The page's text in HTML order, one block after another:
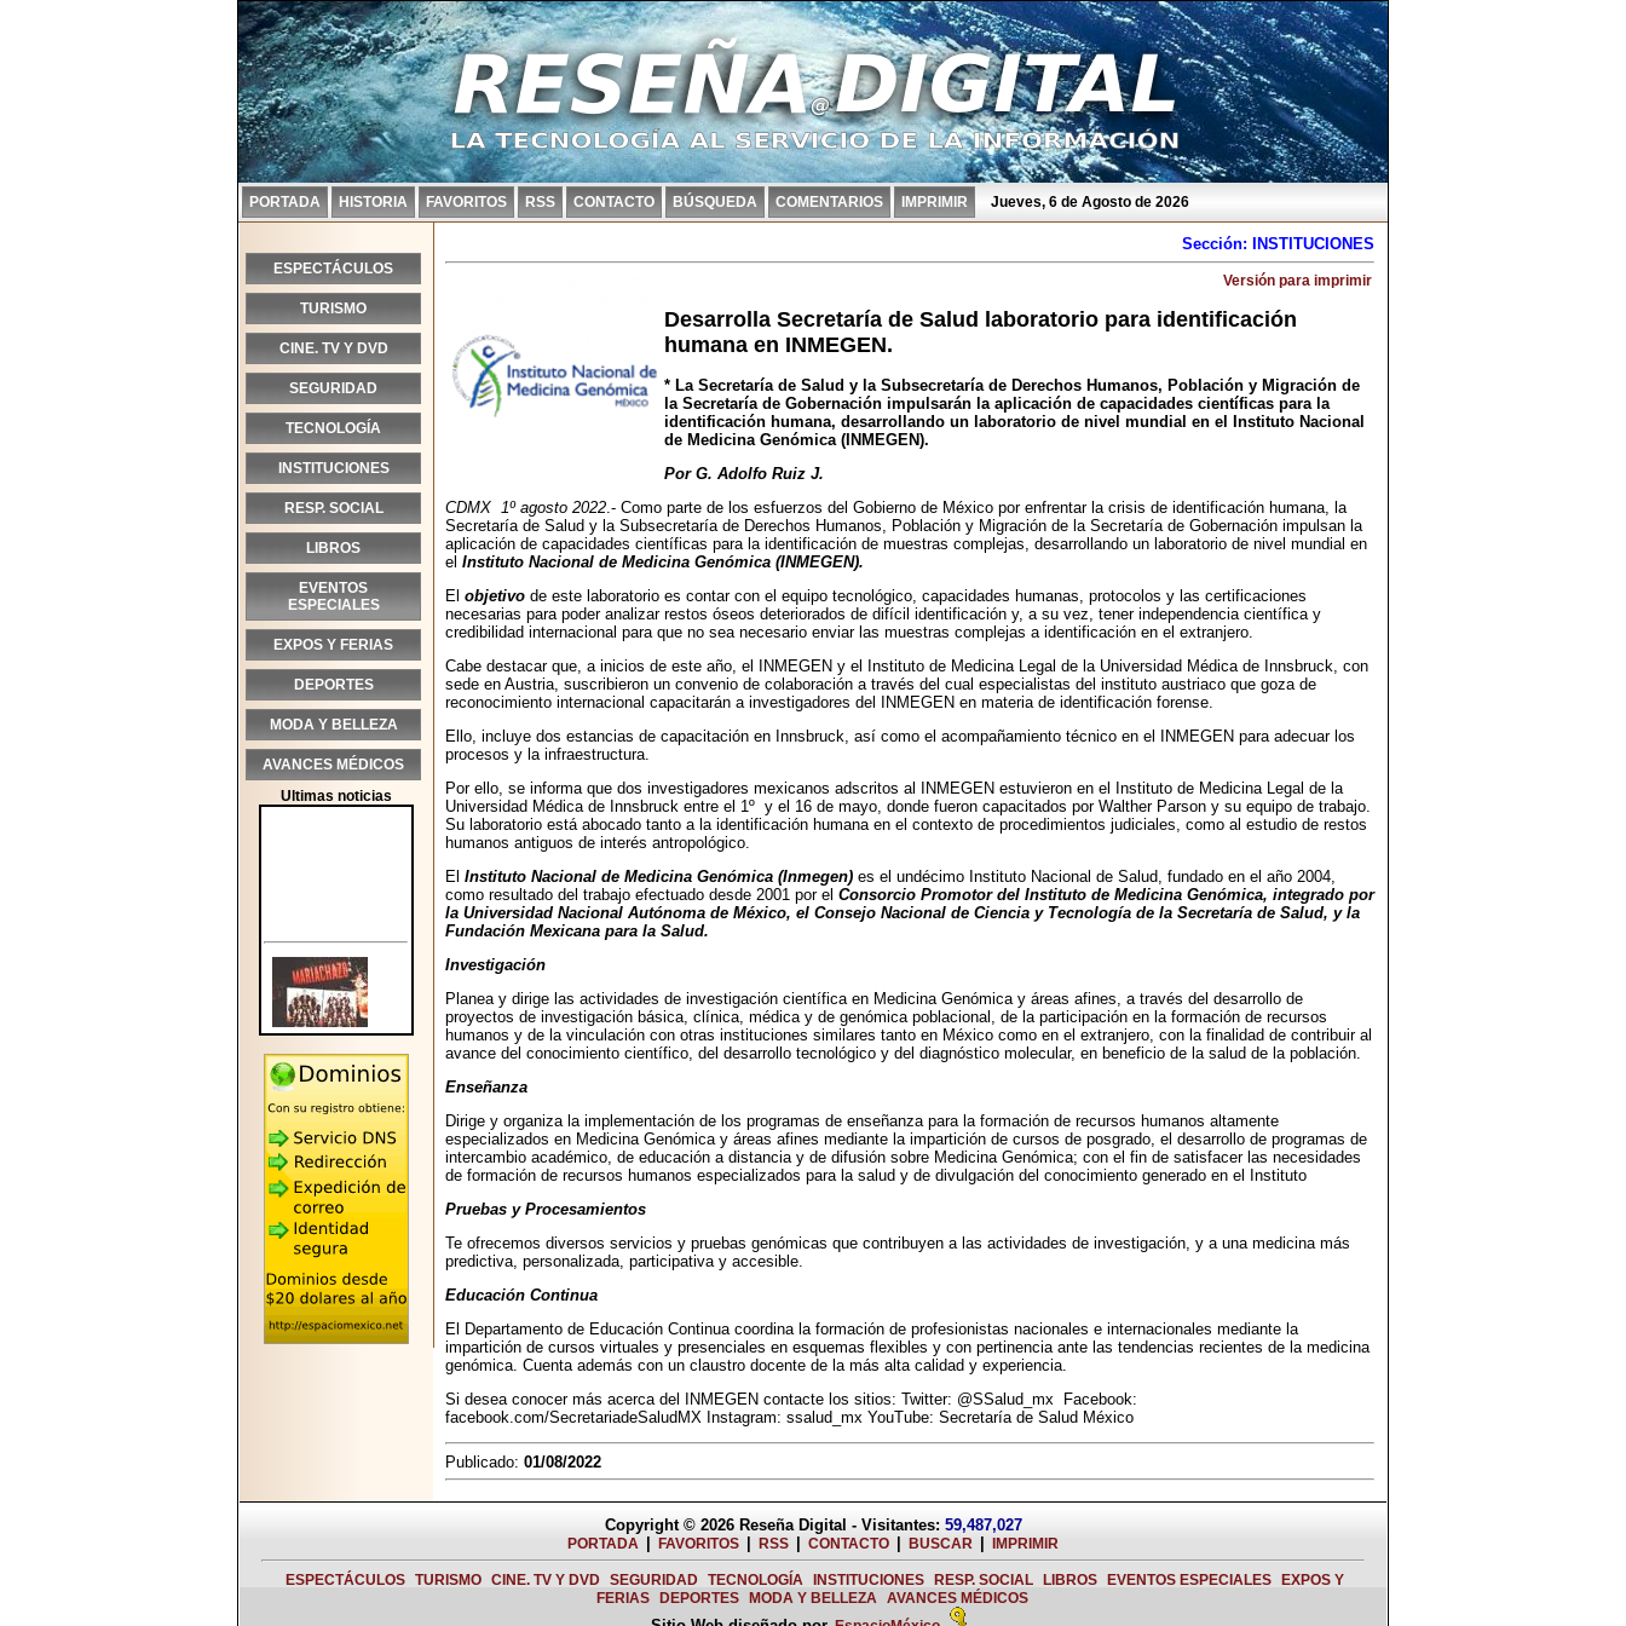
PORTADA HISTORIA FAVORITOS RSS CONTACTO BÚSQUEDA COMENTARIOS IMPRIMIR Jueves, 6 de Agosto de 2026
ESPECTÁCULOS
TURISMO
CINE. TV Y DVD
SEGURIDAD
TECNOLOGÍA
INSTITUCIONES
RESP. SOCIAL
LIBROS
EVENTOS
ESPECIALES
EXPOS Y FERIAS
DEPORTES
MODA Y BELLEZA
AVANCES MÉDICOS
Ultimas noticias
2026-05-25
"MARIACHAZO"
REÚNE A LAS
LEYENDAS
MARIACHI VARGAS
Y NUEVO
TECALITLÁN EN LA
ARENA CDMX.
2025-10-16
Sección: INSTITUCIONES
Versión para imprimir
Desarrolla Secretaría de Salud laboratorio para identificación
humana en INMEGEN.
* La Secretaría de Salud y la Subsecretaría de Derechos Humanos, Población y Migración de
la Secretaría de Gobernación impulsarán la aplicación de capacidades científicas para la
identificación humana, desarrollando un laboratorio de nivel mundial en el Instituto Nacional
de Medicina Genómica (INMEGEN).
Por G. Adolfo Ruiz J.
CDMX 1º agosto 2022.- Como parte de los esfuerzos del Gobierno de México por enfrentar la crisis de identificación humana, la
Secretaría de Salud y la Subsecretaría de Derechos Humanos, Población y Migración de la Secretaría de Gobernación impulsan la
aplicación de capacidades científicas para la identificación de muestras complejas, desarrollando un laboratorio de nivel mundial en
el Instituto Nacional de Medicina Genómica (INMEGEN).
El objetivo de este laboratorio es contar con el equipo tecnológico, capacidades humanas, protocolos y las certificaciones
necesarias para poder analizar restos óseos deteriorados de difícil identificación y, a su vez, tener independencia científica y
credibilidad internacional para que no sea necesario enviar las muestras complejas a identificación en el extranjero.
Cabe destacar que, a inicios de este año, el INMEGEN y el Instituto de Medicina Legal de la Universidad Médica de Innsbruck, con
sede en Austria, suscribieron un convenio de colaboración a través del cual especialistas del instituto austriaco que goza de
reconocimiento internacional capacitarán a investigadores del INMEGEN en materia de identificación forense.
Ello, incluye dos estancias de capacitación en Innsbruck, así como el acompañamiento técnico en el INMEGEN para adecuar los
procesos y la infraestructura.
Por ello, se informa que dos investigadores mexicanos adscritos al INMEGEN estuvieron en el Instituto de Medicina Legal de la
Universidad Médica de Innsbruck entre el 1º y el 16 de mayo, donde fueron capacitados por Walther Parson y su equipo de trabajo.
Su laboratorio está abocado tanto a la identificación humana en el contexto de procedimientos judiciales, como al estudio de restos
humanos antiguos de interés antropológico.
El Instituto Nacional de Medicina Genómica (Inmegen) es el undécimo Instituto Nacional de Salud, fundado en el año 2004,
como resultado del trabajo efectuado desde 2001 por el Consorcio Promotor del Instituto de Medicina Genómica, integrado por
la Universidad Nacional Autónoma de México, el Consejo Nacional de Ciencia y Tecnología de la Secretaría de Salud, y la
Fundación Mexicana para la Salud.
Investigación
Planea y dirige las actividades de investigación científica en Medicina Genómica y áreas afines, a través del desarrollo de
proyectos de investigación básica, clínica, médica y de genómica poblacional, de la participación en la formación de recursos
humanos y de la vinculación con otras instituciones similares tanto en México como en el extranjero, con la finalidad de contribuir al
avance del conocimiento científico, del desarrollo tecnológico y del diagnóstico molecular, en beneficio de la salud de la población.
Enseñanza
Dirige y organiza la implementación de los programas de enseñanza para la formación de recursos humanos altamente
especializados en Medicina Genómica y áreas afines mediante la impartición de cursos de posgrado, el desarrollo de programas de
intercambio académico, de educación a distancia y de difusión sobre Medicina Genómica; con el fin de satisfacer las necesidades
de formación de recursos humanos especializados para la salud y de divulgación del conocimiento generado en el Instituto
Pruebas y Procesamientos
Te ofrecemos diversos servicios y pruebas genómicas que contribuyen a las actividades de investigación, y a una medicina más
predictiva, personalizada, participativa y accesible.
Educación Continua
El Departamento de Educación Continua coordina la formación de profesionistas nacionales e internacionales mediante la
impartición de cursos virtuales y presenciales en esquemas flexibles y con pertinencia ante las tendencias recientes de la medicina
genómica. Cuenta además con un claustro docente de la más alta calidad y experiencia.
Si desea conocer más acerca del INMEGEN contacte los sitios: Twitter: @SSalud_mx Facebook:
facebook.com/SecretariadeSaludMX Instagram: ssalud_mx YouTube: Secretaría de Salud México
Publicado: 01/08/2022
Copyright © 2026 Reseña Digital - Visitantes: 59,487,027
PORTADA | FAVORITOS | RSS | CONTACTO | BUSCAR | IMPRIMIR
ESPECTÁCULOS TURISMO CINE. TV Y DVD SEGURIDAD TECNOLOGÍA INSTITUCIONES RESP. SOCIAL LIBROS EVENTOS ESPECIALES
EXPOS Y
FERIAS
DEPORTES MODA Y BELLEZA AVANCES MÉDICOS